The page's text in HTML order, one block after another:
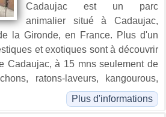
Cadaujac est un parc
animalier situé à Cadaujac,
la Gironde, en France. Plus d'un
et exotiques sont à découvrir
Cadaujac, à 15 mns seulement de
ratons-laveurs, kangourous,
Plus d'informations